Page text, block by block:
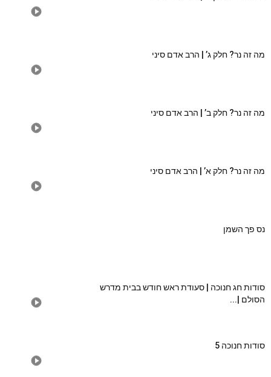
מה זה נר? חלק ג’ | הרב אדם סיני
מה זה נר? חלק ב’ | הרב אדם סיני
מה זה נר? חלק א’ | הרב אדם סיני
נס פך השמן
סודות חג חנוכה | סעודת ראש חודש בבית מדרש
הסולם |...
סודות חנוכה 5